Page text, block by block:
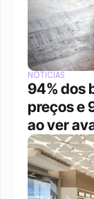
NOTÍCIAS
94% dos
preços e
ao ver